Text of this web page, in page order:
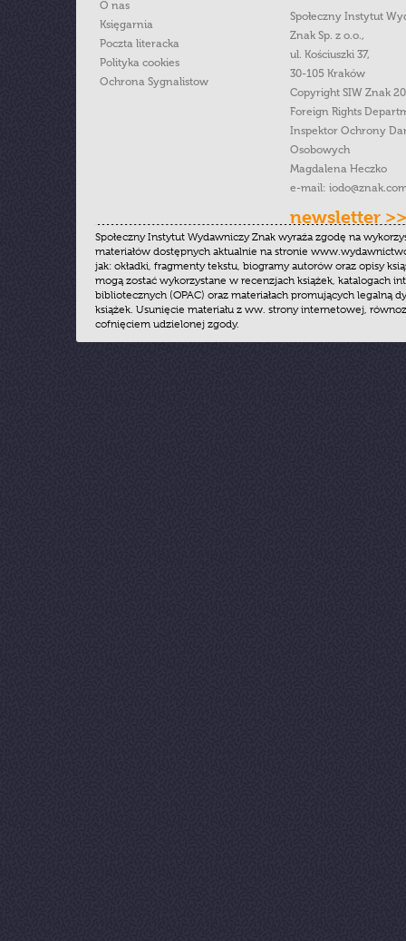
O nas
Księgarnia
Poczta literacka
Polityka cookies
Ochrona Sygnalistow
Społeczny Instytut
Znak Sp. z o.o.,
ul. Kościuszki 37,
30-105 Kraków
Copyright SIW Znak
Foreign Rights
Inspektor Ochrony
Osobowych
Magdalena Heczko
e-mail:
newsletter >>
Społeczny Instytut Wydawniczy Znak wyraża zgodę na
materiałów dostępnych aktualnie na stronie
jak: okładki, fragmenty tekstu, biogramy autorów oraz opisy
mogą zostać wykorzystane w recenzjach książek, katalogach
bibliotecznych (OPAC) oraz materiałach promujących legalną
książek. Usunięcie materiału z ww. strony internetowej,
cofnięciem udzielonej zgody.